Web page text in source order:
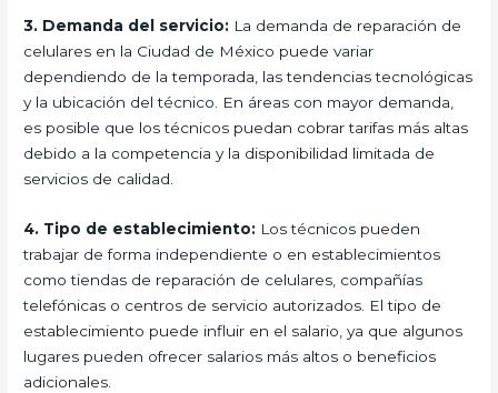
3. Demanda del servicio: La demanda de reparación de
celulares en la Ciudad de México puede variar
dependiendo de la temporada, las tendencias tecnológicas
y la ubicación del técnico. En áreas con mayor demanda,
es posible que los técnicos puedan cobrar tarifas más altas
debido a la competencia y la disponibilidad limitada de
servicios de calidad.
4. Tipo de establecimiento: Los técnicos pueden
trabajar de forma independiente o en establecimientos
como tiendas de reparación de celulares, compañías
telefónicas o centros de servicio autorizados. El tipo de
establecimiento puede influir en el salario, ya que algunos
lugares pueden ofrecer salarios más altos o beneficios
adicionales.